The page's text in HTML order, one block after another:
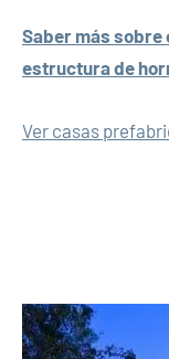
Saber más
estructura de
Ver casas